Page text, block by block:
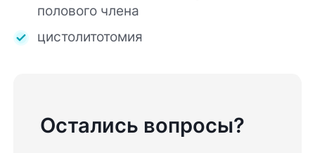
полового члена
цистолитотомия
Остались вопросы?